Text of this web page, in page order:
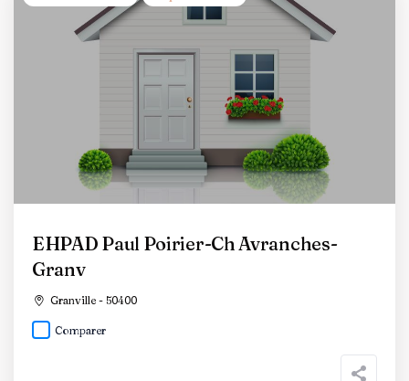
EHPAD Paul Poirier-Ch Avranches-
Granv
Granville - 50400
Comparer